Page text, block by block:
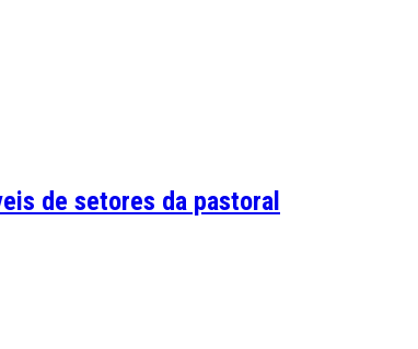
de setores da pastoral